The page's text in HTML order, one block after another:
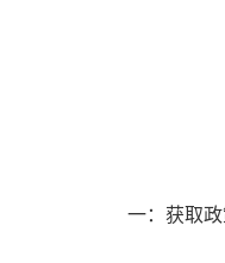
一：获取政